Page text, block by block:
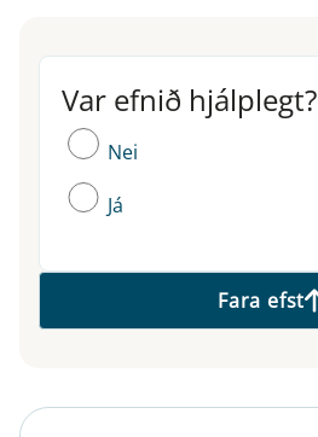
Var efnið hjálplegt?
Var efnið hjálplegt?
Nei
Já
Fara efst